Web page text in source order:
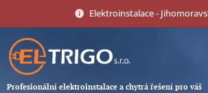
Elektroinstalace -
Profesionální elektroinstalace a chytrá řešení pro váš